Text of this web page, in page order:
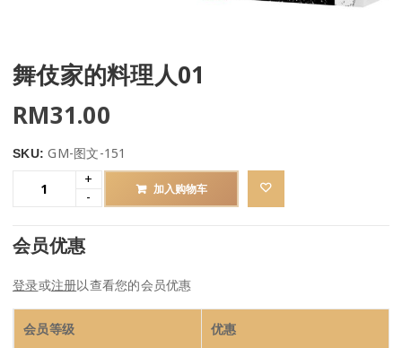
舞伎家的料理人01
RM31.00
SKU:GM-图文-151
加入购物车
会员优惠
登录或注册以查看您的会员优惠
会员等级 优惠